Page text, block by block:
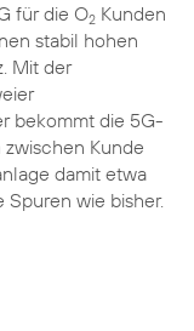
für die O2Kunden
stabil hohen
Mit der
bekommt die 5G-
Kunde
damit etwa
wie bisher.